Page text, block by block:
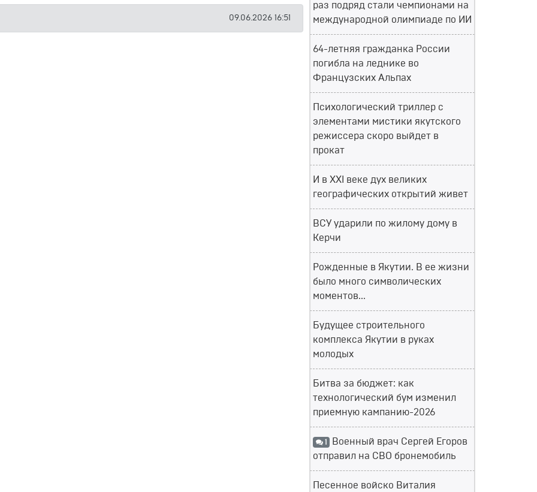
09.06.2026 16:51
раз подряд стали чемпионами на
международной олимпиаде по ИИ
64-летняя гражданка России
погибла на леднике во
Французских Альпах
Психологический триллер с
элементами мистики якутского
режиссера скоро выйдет в
прокат
И в XXI веке дух великих
географических открытий живет
ВСУ ударили по жилому дому в
Керчи
Рожденные в Якутии. В ее жизни
было много символических
моментов...
Будущее строительного
комплекса Якутии в руках
молодых
Битва за бюджет: как
технологический бум изменил
приемную кампанию-2026
1 Военный врач Сергей Егоров
отправил на СВО бронемобиль
Песенное войско Виталия